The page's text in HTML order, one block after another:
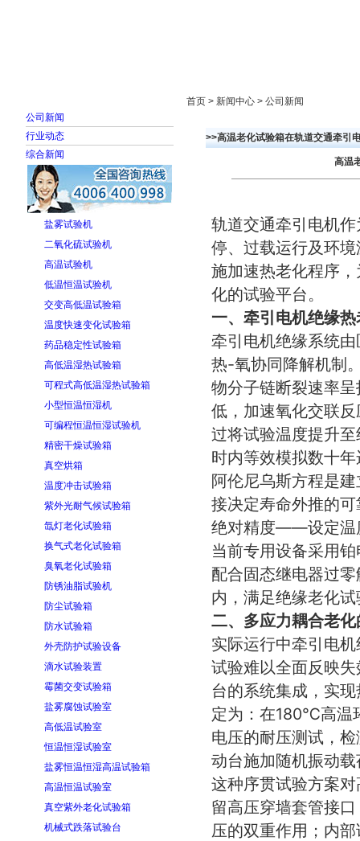
公司新闻
行业动态
综合新闻
盐雾试验机
二氧化硫试验机
高温试验机
低温恒温试验机
交变高低温试验箱
温度快速变化试验箱
药品稳定性试验箱
高低温湿热试验箱
可程式高低温湿热试验箱
小型恒温恒湿机
可编程恒温恒湿试验机
精密干燥试验箱
真空烘箱
温度冲击试验箱
紫外光耐气候试验箱
氙灯老化试验箱
换气式老化试验箱
臭氧老化试验箱
防锈油脂试验机
防尘试验箱
防水试验箱
外壳防护试验设备
滴水试验装置
霉菌交变试验箱
盐雾腐蚀试验室
高低温试验室
恒温恒湿试验室
盐雾恒温恒湿高温试验箱
高温恒温试验室
真空紫外老化试验箱
机械式跌落试验台
首页 > 新闻中心 > 公司新闻
>>高温老化试验箱在轨道交通牵引
高温
轨道交通牵引电机
停、过载运行及环
施加速热老化程序
化的试验平台。
一、牵引电机绝缘
牵引电机绝缘系统
热-氧协同降解机制
物分子链断裂速率
低，加速氧化交联
过将试验温度提升
时内等效模拟数十
阿伦尼乌斯方程是
接决定寿命外推的
绝对精度——设定温
当前专用设备采用
配合固态继电器过
内，满足绝缘老化
二、多应力耦合老
实际运行中牵引电
试验难以全面反映
台的系统集成，实
定为：在180℃高温
电压的耐压测试，
动台施加随机振动
这种序贯试验方案
留高压穿墙套管接
压的双重作用；内